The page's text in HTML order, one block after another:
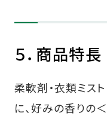
５．商品特長
柔軟剤・衣類ミス
に、好みの香りの